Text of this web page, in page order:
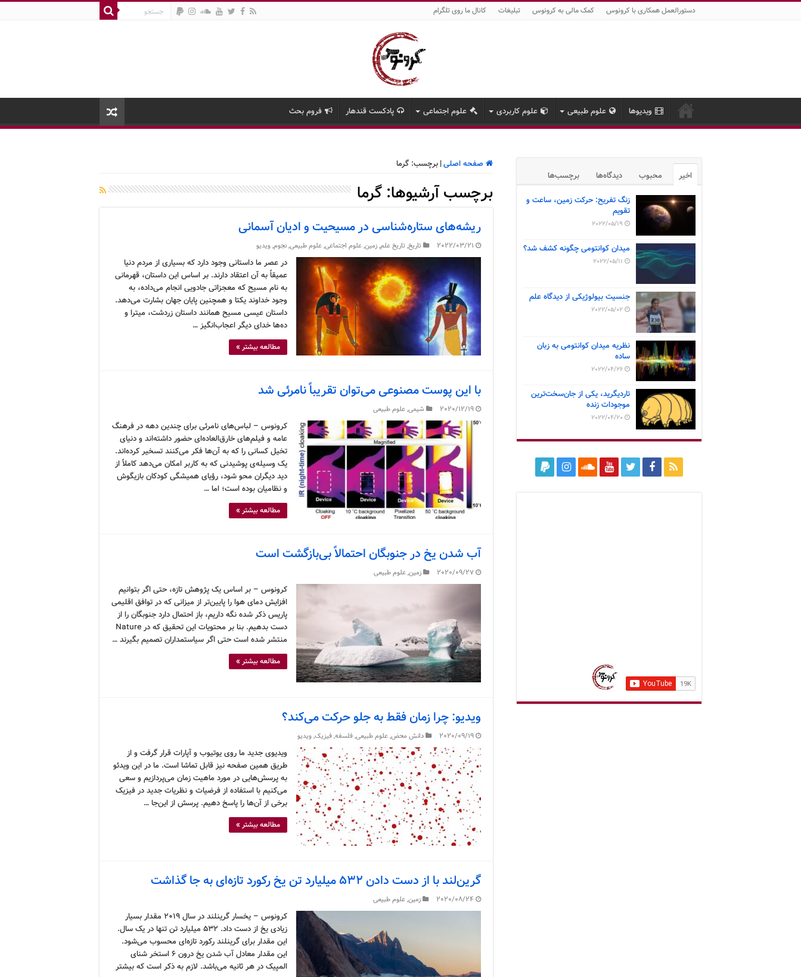
دستورالعمل همکاری با کرونوس کمک مالی به کرونوس تبلیغات کانال ما روی تلگرام
ویدیوها علوم طبیعی علوم کاربردی علوم اجتماعی پادکست قندهار فروم بحث
صفحه اصلی| برچسب: گرما
برچسب آرشیوها: گرما
ریشه‌های ستاره‌شناسی در مسیحیت و ادیان آسمانی
2022/03/21 تاریخ, تاریخ علم,زمین,علوم اجتماعی,علوم طبیعی,نجوم,ویدیو
در عصر ما داستانی وجود دارد که بسیاری از مردم دنیا
عمیقاً به آن اعتقاد دارند. بر اساس این داستان، قهرمانی
به نام مسیح که معجزاتی جادویی انجام می‌داده، به
وجود خداوند یکتا و همچنین پایان جهان بشارت می‌دهد.
داستان عیسی مسیح همانند داستان زردشت، میترا و
ده‌ها خدای دیگر اعجاب‌انگیز …
مطالعه بیشتر »
با این پوست مصنوعی می‌توان تقریباً نامرئی شد
2020/12/19 شیمی,علوم طبیعی
کرونوس – لباس‌های نامرئی برای چندین دهه در فرهنگ
عامه و فیلم‌های خارق‌العاده‌ای حضور داشته‌اند و دنیای
تخیل کسانی را که به آن‌ها فکر می‌کنند تسخیر کرده‌اند.
یک وسیله‌ی پوشیدنی که به کاربر امکان می‌دهد کاملاً از
دید دیگران محو شود، رؤیای همیشگی کودکان بازیگوش
و نظامیان بوده است؛ اما …
مطالعه بیشتر »
آب شدن یخ در جنوبگان احتمالاً بی‌بازگشت است
2020/09/27 زمین,علوم طبیعی
کرونوس – بر اساس یک پژوهش تازه، حتی اگر بتوانیم
افزایش دمای هوا را پایین‌تر از میزانی که در توافق اقلیمی
پاریس ذکر شده نگه داریم، باز احتمال دارد جنوبگان را از
دست بدهیم. بنا بر محتویات این تحقیق که در Nature
منتشر شده است حتی اگر سیاستمداران تصمیم بگیرند …
مطالعه بیشتر »
ویدیو: چرا زمان فقط به جلو حرکت می‌کند؟
2020/09/19 دانش محض,علوم طبیعی,فلسفه,فیزیک,ویدیو
ویدیوی جدید ما روی یوتیوب و آپارات قرار گرفت و از
طریق همین صفحه نیز قابل تماشا است. ما در این ویدئو
به پرسش‌هایی در مورد ماهیت زمان می‌پردازیم و سعی
می‌کنیم با استفاده از فرضیات و نظریات جدید در فیزیک
برخی از آن‌ها را پاسخ دهیم. پرسش از این‌جا …
مطالعه بیشتر »
گرین‌لند با از دست دادن ۵۳۲ میلیارد تن یخ رکورد تازه‌ای به جا گذاشت
2020/08/24 زمین,علوم طبیعی
کرونوس – یخسار گرینلند در سال ۲۰۱۹ مقدار بسیار
زیادی یخ از دست داد. ۵۳۲ میلیارد تن تنها در یک سال.
این مقدار برای گرینلند رکورد تازه‌ای محسوب می‌شود.
این مقدار معادل آب شدن یخ درون ۶ استخر شنای
المپیک در هر ثانیه می‌باشد. لازم به ذکر است که بیشتر
اخیر محبوب دیدگاه‌ها برچسب‌ها
زنگ تفریح: حرکت زمین، ساعت و
تقویم
2022/05/19
میدان کوانتومی چگونه کشف شد؟
2022/05/11
جنسیت بیولوژیکی از دیدگاه علم
2022/05/02
نظریه میدان کوانتومی به زبان
ساده
2022/04/26
تاردیگرید، یکی از جان‌سخت‌ترین
موجودات زنده
2022/04/20